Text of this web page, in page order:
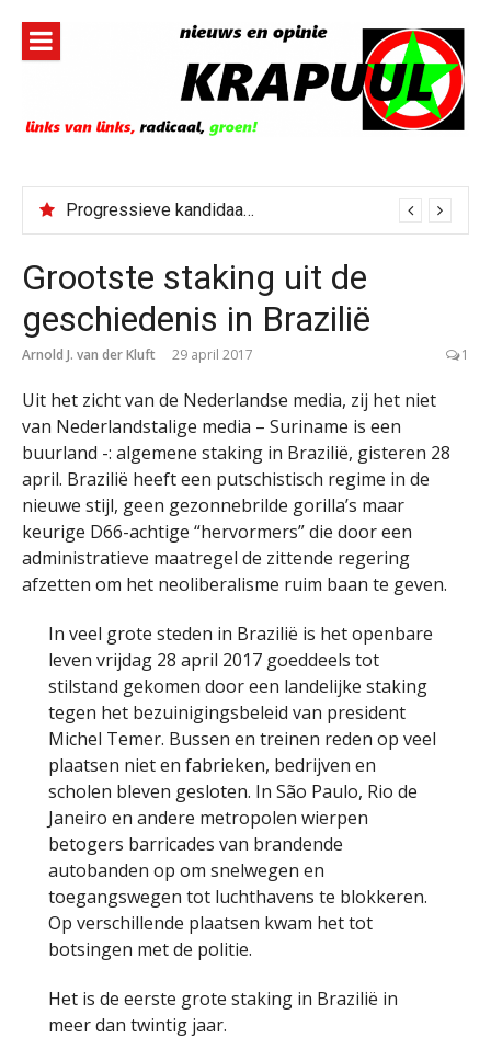
inhoud
Progressieve kandidaat El-Sayed senaatskandidaat Michigan
Grootste staking uit de
geschiedenis in Brazilië
Arnold J. van der Kluft 29 april 2017 1
Uit het zicht van de Nederlandse media, zij het niet
van Nederlandstalige media – Suriname is een
buurland -: algemene staking in Brazilië, gisteren 28
april. Brazilië heeft een putschistisch regime in de
nieuwe stijl, geen gezonnebrilde gorilla’s maar
keurige D66-achtige “hervormers” die door een
administratieve maatregel de zittende regering
afzetten om het neoliberalisme ruim baan te geven.
In veel grote steden in Brazilië is het openbare
leven vrijdag 28 april 2017 goeddeels tot
stilstand gekomen door een landelijke staking
tegen het bezuinigingsbeleid van president
Michel Temer. Bussen en treinen reden op veel
plaatsen niet en fabrieken, bedrijven en
scholen bleven gesloten. In São Paulo, Rio de
Janeiro en andere metropolen wierpen
betogers barricades van brandende
autobanden op om snelwegen en
toegangswegen tot luchthavens te blokkeren.
Op verschillende plaatsen kwam het tot
botsingen met de politie.
Het is de eerste grote staking in Brazilië in
meer dan twintig jaar.